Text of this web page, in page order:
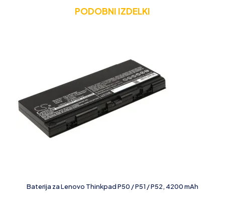
PODOBNI IZDELKI
Baterija za Lenovo Thinkpad P50 / P51 / P52, 4200 mAh